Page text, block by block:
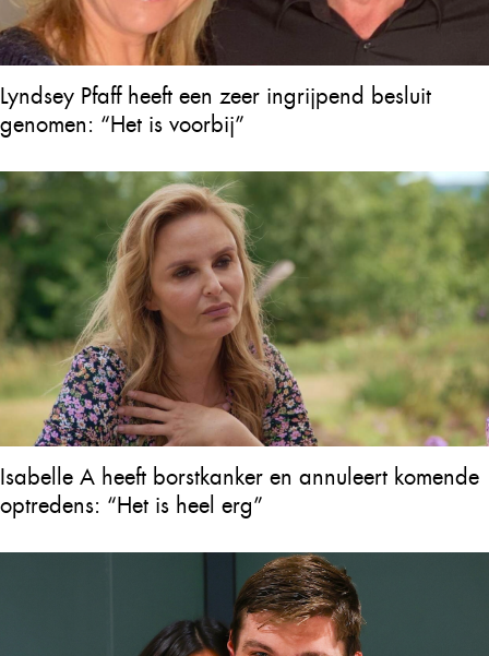
Lyndsey Pfaff heeft een zeer ingrijpend besluit
genomen: “Het is voorbij”
Isabelle A heeft borstkanker en annuleert komende
optredens: “Het is heel erg”